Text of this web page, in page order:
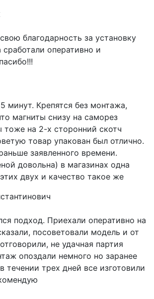
благодарность за установку
оперативно и
минут. Крепятся без монтажа,
магниты снизу на саморез
тоже на 2-х сторонний скотч
товар упакован был отлично.
заявленного времени.
довольна) в магазинах одна
двух и качество такое же
подход. Приехали оперативно на
посоветовали модель и от
не удачная партия
опоздали немного но заранее
течении трех дней все изготовили